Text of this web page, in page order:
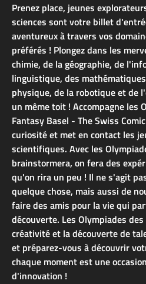
Prenez place, jeunes
sciences sont votre billet
aventureux à travers vos
préférés ! Plongez dans les
chimie, de la géographie, de
linguistique, des
physique, de la robotique et de
un même toit ! Accompagne les
Fantasy Basel - The Swiss
curiosité et met en contact les
scientifiques. Avec les
brainstormera, on fera des
qu'on rira un peu ! Il ne s'agit
quelque chose, mais aussi de
faire des amis pour la vie qui
découverte. Les Olympiades
créativité et la découverte de
et préparez-vous à découvrir
chaque moment est une
d'innovation !